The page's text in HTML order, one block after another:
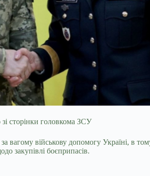
сторінки головкома ЗСУ
вагому військову допомогу Україні, в
закупівлі боєприпасів.